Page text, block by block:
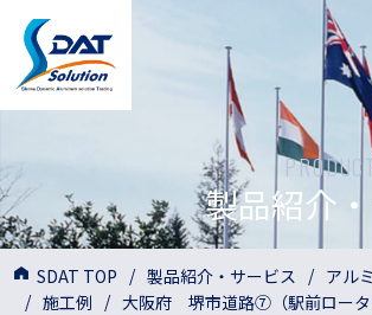
製品紹介
SDAT TOP 製品紹介・サービス
アル
施工例
大阪府 堺市道路⑦（駅前ロータ